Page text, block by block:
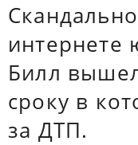
интернете
Билл
сроку в
за ДТП.